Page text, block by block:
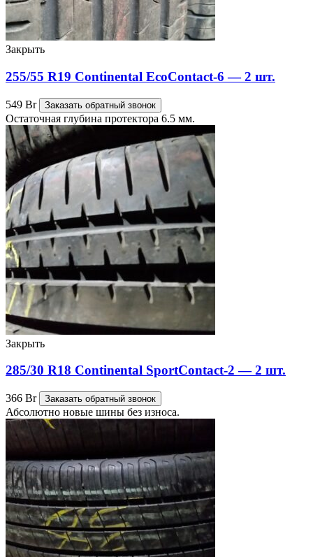
Закрыть
255/55 R19 Continental EcoContact-6 — 2 шт.
549 Br Заказать обратный звонок
Остаточная глубина протектора 6.5 мм.
Закрыть
285/30 R18 Continental SportContact-2 — 2 шт.
366 Br Заказать обратный звонок
Абсолютно новые шины без износа.